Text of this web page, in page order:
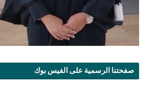
صفحتنا الرسمية على الفيس بوك